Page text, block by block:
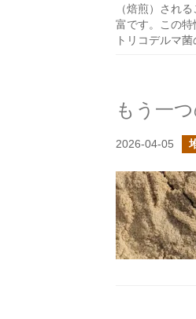
（焙煎）され
富です。この
トリコデルマ
もう一
2026-04-05